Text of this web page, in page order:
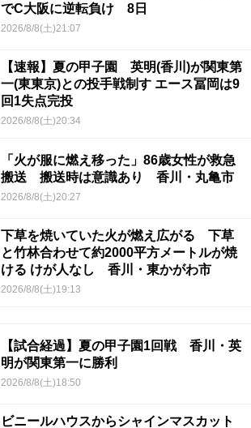
でC大阪に逆転負け 8日
2026/8/8(土)21:07
【速報】夏の甲子園 英明(香川)が関東第
一(東東京)との投手戦制す エース冨岡は9
回1失点完投
2026/8/8(土)20:34
「火が服に燃え移った」86歳女性が救急
搬送 搬送時は意識あり 香川・丸亀市
2026/8/8(土)20:27
下草を焼いていた火が燃え広がる 下草
と竹林合わせて約2000平方メートルが焼
ける けが人なし 香川・東かがわ市
2026/8/8(土)19:13
【試合経過】夏の甲子園1回戦 香川・英
明が関東第一に勝利
2026/8/8(土)18:50
ビニールハウスからシャインマスカット